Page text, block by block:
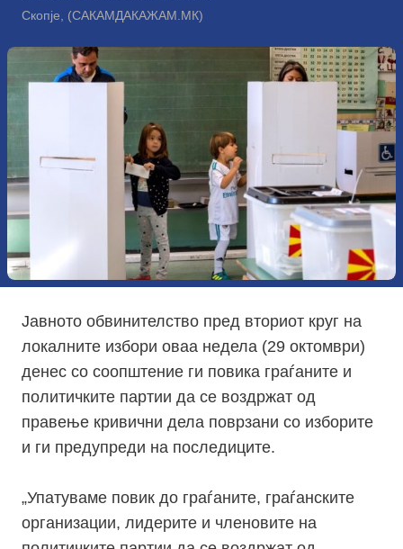
на
Скопје, (САКАМДАКАЖАМ.МК)
Јавното обвинителство пред вториот круг на
локалните избори оваа недела (29 октомври)
денес со соопштение ги повика граѓаните и
политичките партии да се воздржат од
правење кривични дела поврзани со изборите
и ги предупреди на последиците.
„Упатуваме повик до граѓаните, граѓанските
организации, лидерите и членовите на